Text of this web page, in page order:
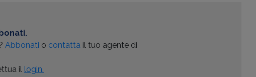
Abbonati o contatta il tuo agente di
il login.